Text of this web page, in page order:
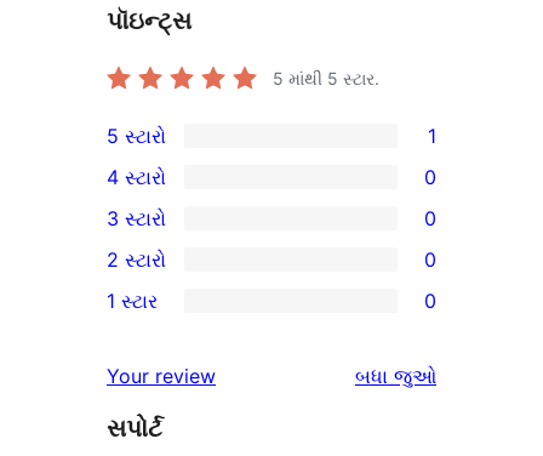
પૉઇન્ટ્સ
5 માંથી 5 સ્ટાર.
1
5-
સ્ટાર
સમીક્ષા
5 સ્ટારો 1
4-
સ્ટાર
સમીક્ષાઓ
4 સ્ટારો 0
0
3-
સ્ટાર
3 સ્ટારો 0
2-
સમીક્ષાઓ
2 સ્ટારો 0
સ્ટાર
સમીક્ષાઓ
1 સ્ટાર 0
Your review બધા સમીક્ષાઓ
જુઓ
સપોર્ટ